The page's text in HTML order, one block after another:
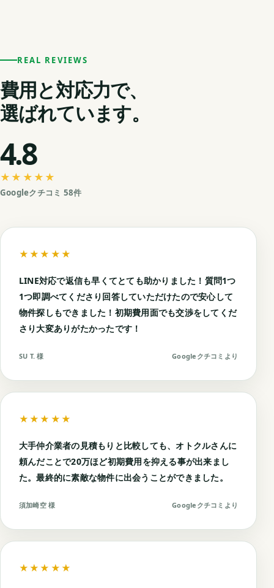
REAL REVIEWS
費用と対応力で、
選ばれています。
4.8
★★★★★
Googleクチコミ 58件
★★★★★
LINE対応で返信も早くてとても助かりました！質問1つ
1つ即調べてくださり回答していただけたので安心して
物件探しもできました！初期費用面でも交渉をしてくだ
さり大変ありがたかったです！
SU T. 様 Googleクチコミより
★★★★★
大手仲介業者の見積もりと比較しても、オトクルさんに
頼んだことで20万ほど初期費用を抑える事が出来まし
た。最終的に素敵な物件に出会うことができました。
須加崎空 様 Googleクチコミより
★★★★★